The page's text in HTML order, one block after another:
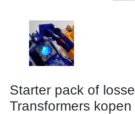
Starter pack of losse
Transformers kopen